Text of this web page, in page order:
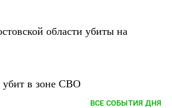
области убиты на
убит в зоне СВО
ВСЕ СОБЫТИЯ ДНЯ